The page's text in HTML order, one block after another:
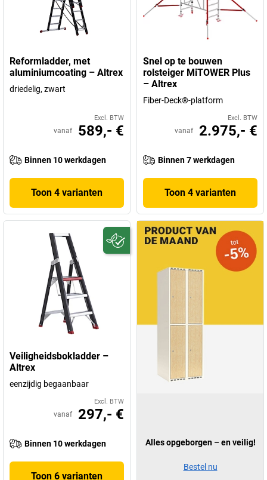
Reformladder, met
aluminiumcoating – Altrex
driedelig, zwart
Excl. BTW
vanaf 589,- €
Binnen 10 werkdagen
Toon 4 varianten
Snel op te bouwen
rolsteiger MiTOWER Plus
– Altrex
Fiber-Deck®-platform
Excl. BTW
vanaf 2.975,- €
Binnen 7 werkdagen
Toon 4 varianten
Veiligheidsbokladder –
Altrex
eenzijdig begaanbaar
Excl. BTW
vanaf 297,- €
Binnen 10 werkdagen
Toon 6 varianten
Alles opgeborgen – en veilig!
Bestel nu